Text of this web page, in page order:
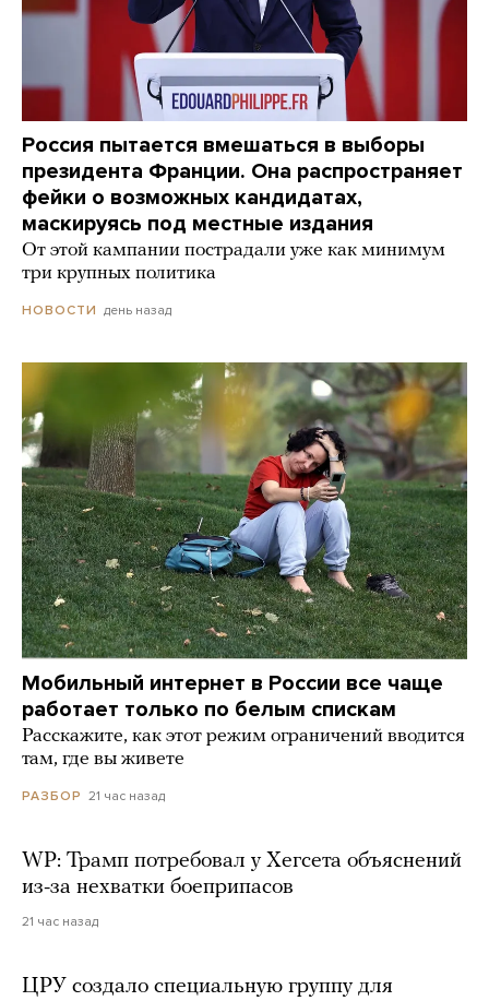
Россия пытается вмешаться в выборы
президента Франции. Она распространяет
фейки о возможных кандидатах,
маскируясь под местные издания
От этой кампании пострадали уже как минимум
три крупных политика
НОВОСТИ день назад
Мобильный интернет в России все чаще
работает только по белым спискам
Расскажите, как этот режим ограничений вводится
там, где вы живете
РАЗБОР 21 час назад
WP: Трамп потребовал у Хегсета объяснений
из-за нехватки боеприпасов
21 час назад
ЦРУ создало специальную группу для